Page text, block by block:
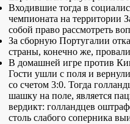
Входившие тогда в
чемпионата на территории
собой право рассмотреть
За сборную Португалии
страны, конечно же,
В домашней игре против
Гости ушли с поля и
со счетом 3:0. Тогда
шашку на поле, является
вердикт: голландцев
столь слабого соперника